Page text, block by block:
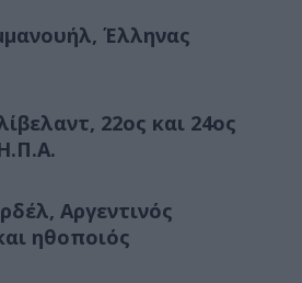
Έλληνας
22ος και 24ος
Αργεντινός
ηθοποιός